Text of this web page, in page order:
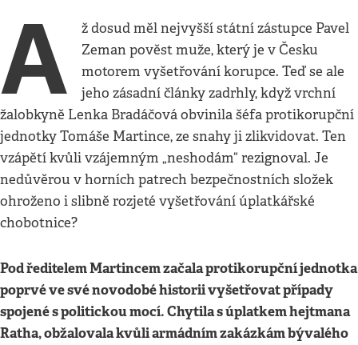
A
ž dosud měl nejvyšší státní zástupce Pavel
Zeman pověst muže, který je v Česku
motorem vyšetřování korupce. Teď se ale
jeho zásadní články zadrhly, když vrchní
žalobkyně Lenka Bradáčová obvinila šéfa protikorupční
jednotky Tomáše Martince, ze snahy ji zlikvidovat. Ten
vzápětí kvůli vzájemným „neshodám“ rezignoval. Je
nedůvěrou v horních patrech bezpečnostních složek
ohroženo i slibně rozjeté vyšetřování úplatkářské
chobotnice?
Pod ředitelem Martincem začala protikorupční jednotka
poprvé ve své novodobé historii vyšetřovat případy
spojené s politickou mocí. Chytila s úplatkem hejtmana
Ratha, obžalovala kvůli armádním zakázkám bývalého